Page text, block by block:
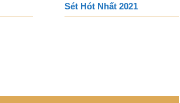
Sét Hót Nhất 2021